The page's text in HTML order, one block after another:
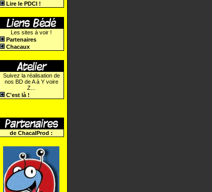
Lire le PDCI !
Les sites à voir !
Partenaires
Chacaux
Suivez la réalisation de
nos BD de A à Y voire
Z...
C'est là !
de ChacalProd :